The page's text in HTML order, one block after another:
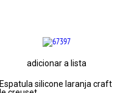
adicionar a lista
Espatula silicone laranja craft